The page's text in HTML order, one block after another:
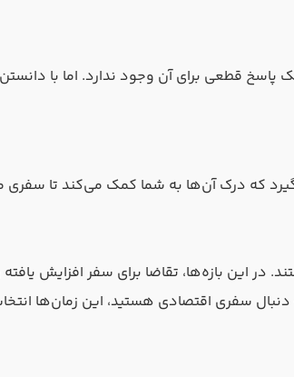
قطعی برای آن وجود ندارد. اما با دانستن
که درک آن‌ها به شما کمک می‌کند تا سفری
این بازه‌ها، تقاضا برای سفر افزایش
سفری اقتصادی هستید، این زمان‌ها